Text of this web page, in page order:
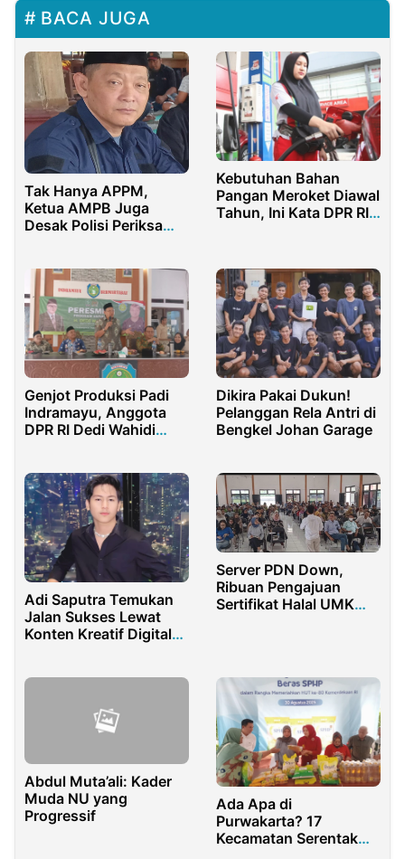
BACA JUGA
Tak Hanya APPM,
Ketua AMPB Juga
Desak Polisi Periksa
Dilahan TKD
Kebutuhan Bahan
Pangan Meroket Diawal
Tahun, Ini Kata DPR RI
Genjot Produksi Padi
Indramayu, Anggota
DPR RI Dedi Wahidi
Dikira Pakai Dukun!
Pelanggan Rela Antri di
Bengkel Johan Garage
Adi Saputra Temukan
Jalan Sukses Lewat
Konten Kreatif Digital
Server PDN Down,
Ribuan Pengajuan
Sertifikat Halal UMK
Abdul Muta’ali: Kader
Muda NU yang
Progressif
Ada Apa di
Purwakarta? 17
Kecamatan Serentak